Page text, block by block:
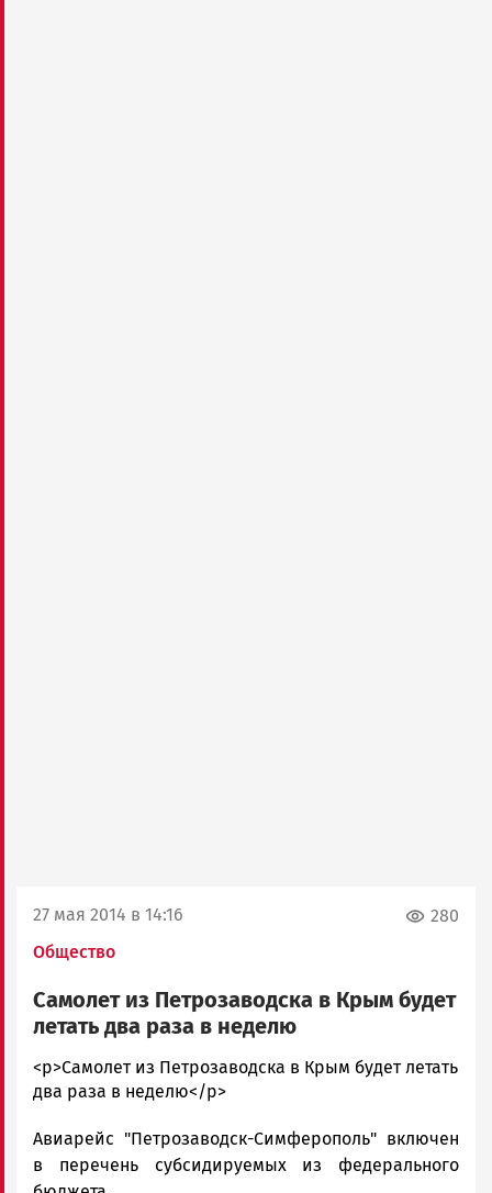
27 мая 2014 в 14:16
Общество
280
Самолет из Петрозаводска в Крым будет
летать два раза в неделю
admintimur
Новости
и
Карелии
|
<p>Самолет из Петрозаводска в Крым будет летать
два раза в неделю</p>
Авиарейс "Петрозаводск-Симферополь" включен
в перечень субсидируемых из федерального